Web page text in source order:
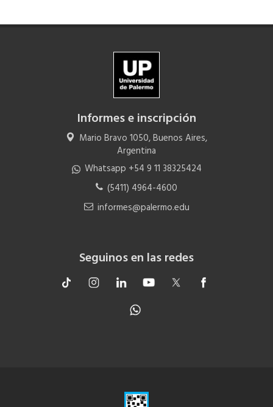
Informes e inscripción
Mario Bravo 1050, Buenos Aires,
Argentina
Whatsapp +54 9 11 38325424
(5411) 4964-4600
informes@palermo.edu
Seguinos en las redes